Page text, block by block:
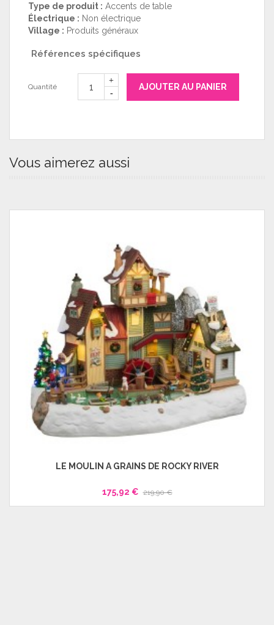
Type de produit : Accents de table
Électrique : Non électrique
Village : Produits généraux
Références spécifiques
Quantité AJOUTER AU PANIER
Vous aimerez aussi
LE MOULIN A GRAINS DE ROCKY RIVER
175,92 € 219,90 €